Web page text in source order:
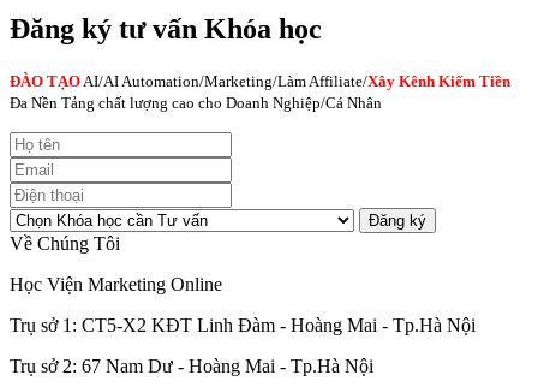
Đăng ký tư vấn Khóa học
ĐÀO TẠO AI/AI Automation/Marketing/Làm Affiliate/Xây Kênh Kiếm Tiền
Đa Nền Tảng chất lượng cao cho Doanh Nghiệp/Cá Nhân
Đăng ký
Về Chúng Tôi
Học Viện Marketing Online
Trụ sở 1: CT5-X2 KĐT Linh Đàm - Hoàng Mai - Tp.Hà Nội
Trụ sở 2: 67 Nam Dư - Hoàng Mai - Tp.Hà Nội